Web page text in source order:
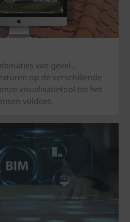
van gevel-,
op de verschillende
visualisatietool tot het
voldoet.